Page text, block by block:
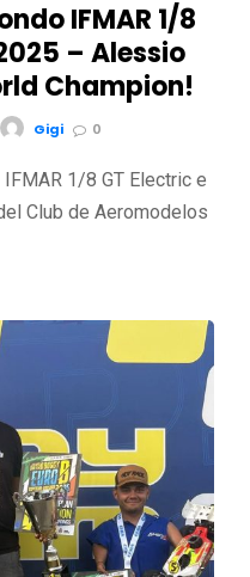
IFMAR 1/8
– Alessio
Champion!
Gigi 0
1/8 GT Electric e
Club de Aeromodelos